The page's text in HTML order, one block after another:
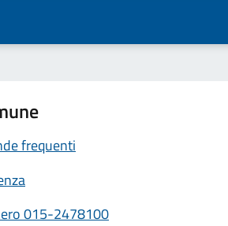
frequenti
015-2478100